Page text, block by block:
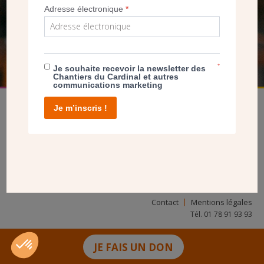
JE FAIS UN DON
NOUS PERMET D’AGIR
Contact Mentions légales
Tél. 01 78 91 93 93
Adresse électronique*
Je souhaite recevoir la newsletter des
Chantiers du Cardinal et autres
communications marketing
*
Je m’inscris !